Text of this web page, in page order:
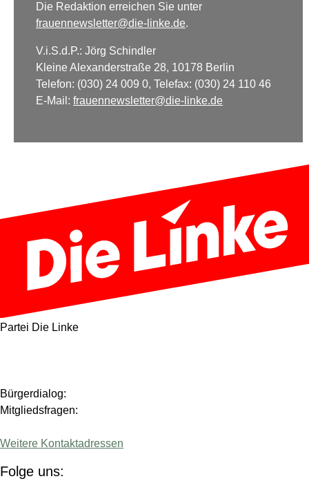
Die Redaktion erreichen Sie unter
frauennewsletter@die-linke.de.
V.i.S.d.P.: Jörg Schindler
Kleine Alexanderstraße 28, 10178 Berlin
Telefon: (030) 24 009 0, Telefax: (030) 24 110 46
E-Mail: frauennewsletter@die-linke.de
Partei Die Linke
Bürgerdialog:
Mitgliedsfragen:
Weitere Kontaktadressen
Folge uns: